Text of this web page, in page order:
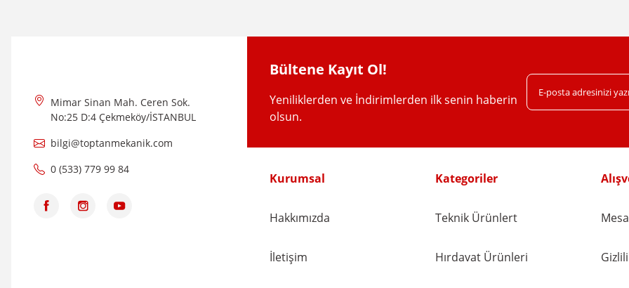
Mimar Sinan Mah. Ceren Sok.
No:25 D:4 Çekmeköy/İSTANBUL
bilgi@toptanmekanik.com
0 (533) 779 99 84
Bültene Kayıt Ol!
Yeniliklerden ve İndirimlerden ilk senin haberin
olsun.
Kurumsal
Hakkımızda
İletişim
Kategoriler
Teknik Ürünlert
Hırdavat Ürünleri